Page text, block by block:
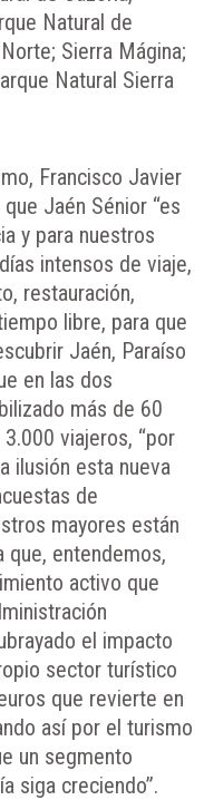
Natural de
Sierra Mágina;
Natural Sierra
Francisco Javier
Jaén Sénior “es
y para nuestros
intensos de viaje,
restauración,
libre, para que
Jaén, Paraíso
en las dos
más de 60
viajeros, “por
ilusión esta nueva
de
mayores están
que, entendemos,
activo que
el impacto
sector turístico
que revierte en
así por el turismo
un segmento
siga creciendo”.